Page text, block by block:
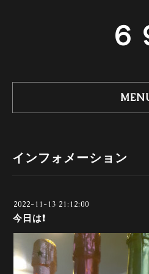
６
インフォメーション
2022-11-13 21:12:00
今日は❗